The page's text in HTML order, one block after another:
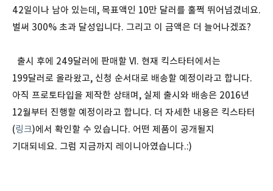
42일이나 남아 있는데, 목표액인 10만 달러를 훌쩍 뛰어넘겼네요.
벌써 300% 초과 달성입니다. 그리고 이 금액은 더 늘어나겠죠?
출시 후에 249달러에 판매할 VI. 현재 킥스타터에서는
199달러로 올라왔고, 신청 순서대로 배송할 예정이라고 합니다.
아직 프로토타입을 제작한 상태며, 실제 출시와 배송은 2016년
12월부터 진행할 예정이라고 합니다. 더 자세한 내용은 킥스타터
(링크)에서 확인할 수 있습니다. 어떤 제품이 공개될지
기대되네요. 그럼 지금까지 레이니아였습니다.:)